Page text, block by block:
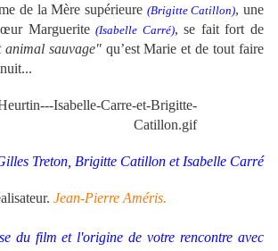
de la Mère supérieure (Brigitte Catillon), une
Marguerite(Isabelle Carré), se fait fort de
animal sauvage"qu’est Marie et de tout faire
Treton, Brigitte Catillon et Isabelle Carré
Jean-Pierre Améris.
du film et l'origine de votre rencontre avec